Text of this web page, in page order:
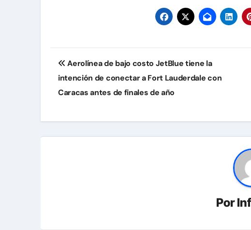
Navegación
de
entradas
Aerolínea de bajo costo JetBlue tiene la
intención de conectar a Fort Lauderdale con
Caracas antes de finales de año
Por